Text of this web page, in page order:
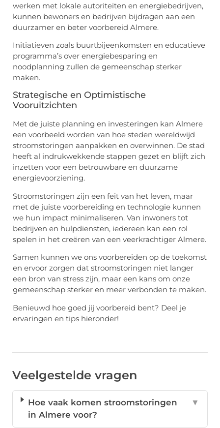
werken met lokale autoriteiten en energiebedrijven,
kunnen bewoners en bedrijven bijdragen aan een
duurzamer en beter voorbereid Almere.
Initiatieven zoals buurtbijeenkomsten en educatieve
programma’s over energiebesparing en
noodplanning zullen de gemeenschap sterker
maken.
Strategische en Optimistische
Vooruitzichten
Met de juiste planning en investeringen kan Almere
een voorbeeld worden van hoe steden wereldwijd
stroomstoringen aanpakken en overwinnen. De stad
heeft al indrukwekkende stappen gezet en blijft zich
inzetten voor een betrouwbare en duurzame
energievoorziening.
Stroomstoringen zijn een feit van het leven, maar
met de juiste voorbereiding en technologie kunnen
we hun impact minimaliseren. Van inwoners tot
bedrijven en hulpdiensten, iedereen kan een rol
spelen in het creëren van een veerkrachtiger Almere.
Samen kunnen we ons voorbereiden op de toekomst
en ervoor zorgen dat stroomstoringen niet langer
een bron van stress zijn, maar een kans om onze
gemeenschap sterker en meer verbonden te maken.
Benieuwd hoe goed jij voorbereid bent? Deel je
ervaringen en tips hieronder!
Veelgestelde vragen
Hoe vaak komen stroomstoringen
in Almere voor?
▼